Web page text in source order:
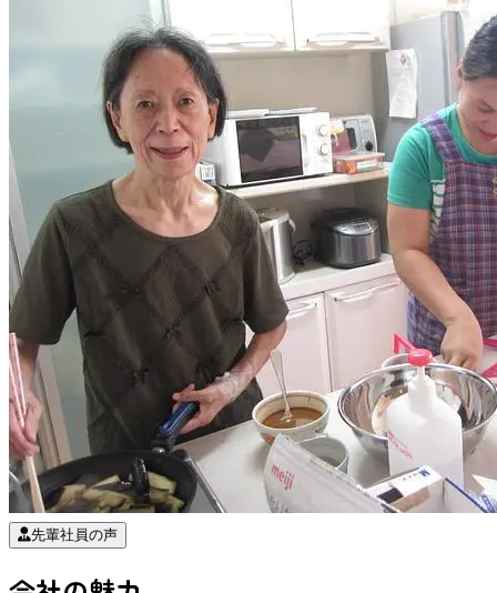
先輩社員の声